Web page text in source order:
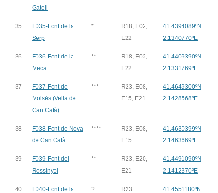
Gatell
35
F035-Font de la
Serp
*
R18, E02,
E22
41.4394089ºN
2.1340770ºE
36
F036-Font de la
Meca
**
R18, E02,
E22
41.4409390ºN
2.1331769ºE
37
F037-Font de
Moisès (Vella de
Can Catà)
***
R23, E08,
E15, E21
41.4649300ºN
2.1428568ºE
38
F038-Font de Nova
de Can Catà
****
R23, E08,
E15
41.4630399ºN
2.1463669ºE
39
F039-Font del
Rossinyol
**
R23, E20,
E21
41.4491090ºN
2.1412370ºE
40 F040-Font de la ? R23 41.4551180ºN